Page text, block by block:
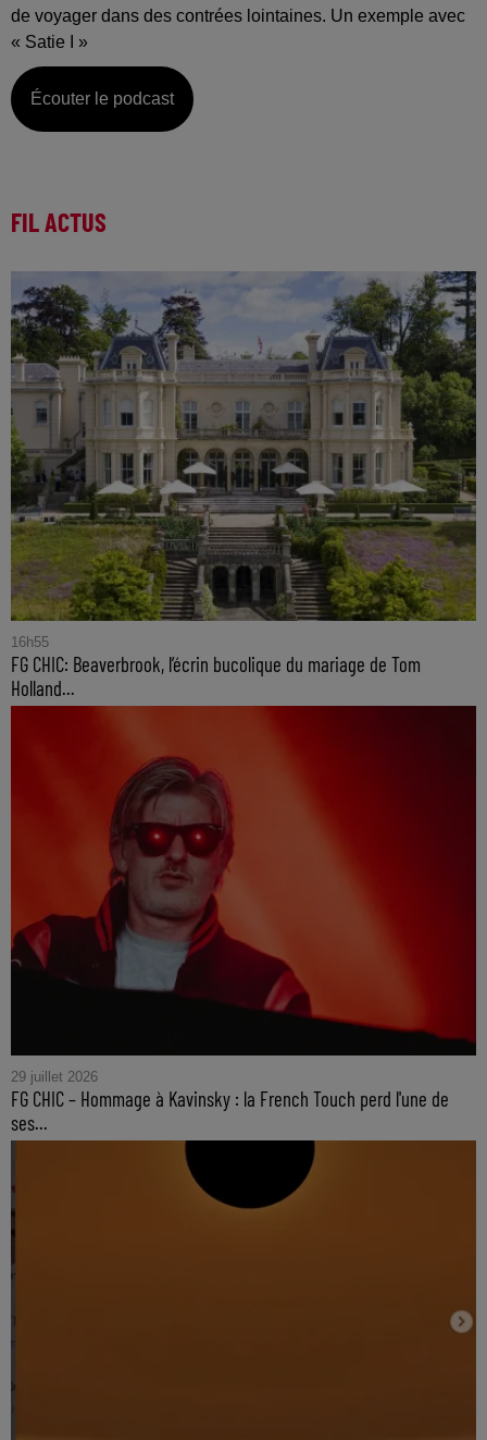
de voyager dans des contrées lointaines. Un exemple avec
« Satie I »
Écouter le podcast
FIL ACTUS
16h55
FG CHIC: Beaverbrook, l’écrin bucolique du mariage de Tom
Holland...
29 juillet 2026
FG CHIC – Hommage à Kavinsky : la French Touch perd l'une de
ses...